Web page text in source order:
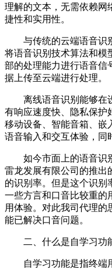
理解的文本，无需依赖网
捷性和实用性。
与传统的云端语音识
将语音识别技术算法和模
部的处理能力进行语音信
据上传至云端进行处理。
离线语音识别能够在
有响应速度快、隐私保护
移动设备、智能音箱、嵌
语音输入和交互体验，同
如今市面上的语音识别
雷龙发展有限公司的推出
的识别率。但是这个识别
一些方言和口音比较重的
用体验。对此我司代理的
能已解决口音问题。
二、什么是自学习功
自学习功能是指终端